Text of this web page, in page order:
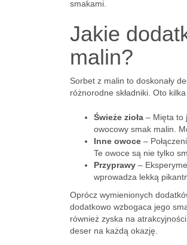
smakami.
Jakie
malin?
Sorbet z malin to doskonały
różnorodne składniki. Oto
Świeże zioła – Mięta to
owocowy smak malin.
Inne owoce –
Te owoce są nie tylko
Przyprawy –
wprowadza lekką
Oprócz wymienionych
dodatkowo wzbogaca jego
również zyska na
deser na każdą okazję.